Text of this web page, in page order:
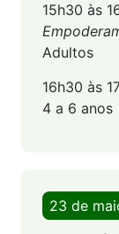
15h30 às
Adultos
16h30 às
4 a 6 anos
23 de